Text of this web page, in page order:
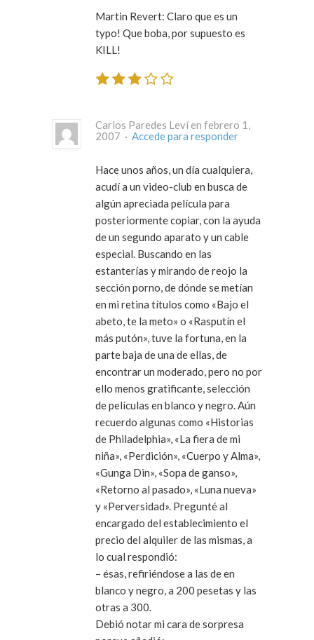
Martin Revert: Claro que es un
typo! Que boba, por supuesto es
KILL!
Carlos Paredes Leví en febrero 1,
2007 · Accede para responder
Hace unos años, un día cualquiera,
acudí a un video-club en busca de
algún apreciada película para
posteriormente copiar, con la ayuda
de un segundo aparato y un cable
especial. Buscando en las
estanterías y mirando de reojo la
sección porno, de dónde se metían
en mi retina títulos como «Bajo el
abeto, te la meto» o «Rasputín el
más putón», tuve la fortuna, en la
parte baja de una de ellas, de
encontrar un moderado, pero no por
ello menos gratificante, selección
de películas en blanco y negro. Aún
recuerdo algunas como «Historias
de Philadelphia», «La fiera de mi
niña», «Perdición», «Cuerpo y Alma»,
«Gunga Din», «Sopa de ganso»,
«Retorno al pasado», «Luna nueva»
y «Perversidad». Pregunté al
encargado del establecimiento el
precio del alquiler de las mismas, a
lo cual respondió:
– ésas, refiriéndose a las de en
blanco y negro, a 200 pesetas y las
otras a 300.
Debió notar mi cara de sorpresa